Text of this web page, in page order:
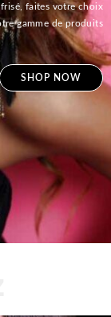
faites votre choix
gamme de produits
SHOP NOW